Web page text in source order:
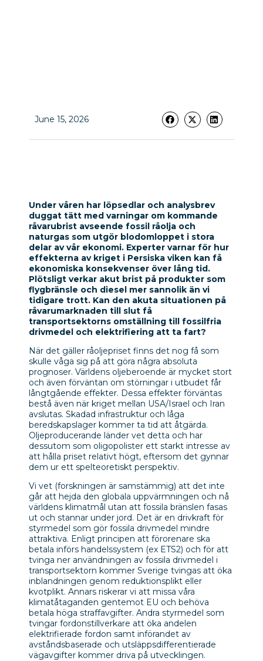
June 15, 2026
Under våren har löpsedlar och analysbrev
duggat tätt med varningar om kommande
råvarubrist avseende fossil råolja och
naturgas som utgör blodomloppet i stora
delar av vår ekonomi. Experter varnar för hur
effekterna av kriget i Persiska viken kan få
ekonomiska konsekvenser över lång tid.
Plötsligt verkar akut brist på produkter som
flygbränsle och diesel mer sannolik än vi
tidigare trott. Kan den akuta situationen på
råvarumarknaden till slut få
transportsektorns omställning till fossilfria
drivmedel och elektrifiering att ta fart?
När det gäller råoljepriset finns det nog få som
skulle våga sig på att göra några absoluta
prognoser. Världens oljeberoende är mycket stort
och även förväntan om störningar i utbudet får
långtgående effekter. Dessa effekter förväntas
bestå även när kriget mellan USA/Israel och Iran
avslutas. Skadad infrastruktur och låga
beredskapslager kommer ta tid att åtgärda.
Oljeproducerande länder vet detta och har
dessutom som oligopolister ett starkt intresse av
att hålla priset relativt högt, eftersom det gynnar
dem ur ett spelteoretiskt perspektiv.
Vi vet (forskningen är samstämmig) att det inte
går att hejda den globala uppvärmningen och nå
världens klimatmål utan att fossila bränslen fasas
ut och stannar under jord. Det är en drivkraft för
styrmedel som gör fossila drivmedel mindre
attraktiva. Enligt principen att förorenare ska
betala införs handelssystem (ex ETS2) och för att
tvinga ner användningen av fossila drivmedel i
transportsektorn kommer Sverige tvingas att öka
inblandningen genom reduktionsplikt eller
kvotplikt. Annars riskerar vi att missa våra
klimatåtaganden gentemot EU och behöva
betala höga straffavgifter. Andra styrmedel som
tvingar fordonstillverkare att öka andelen
elektrifierade fordon samt införandet av
avståndsbaserade och utsläppsdifferentierade
vägavgifter kommer driva på utvecklingen.